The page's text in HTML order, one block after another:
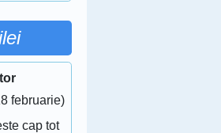
februarie)
cap tot